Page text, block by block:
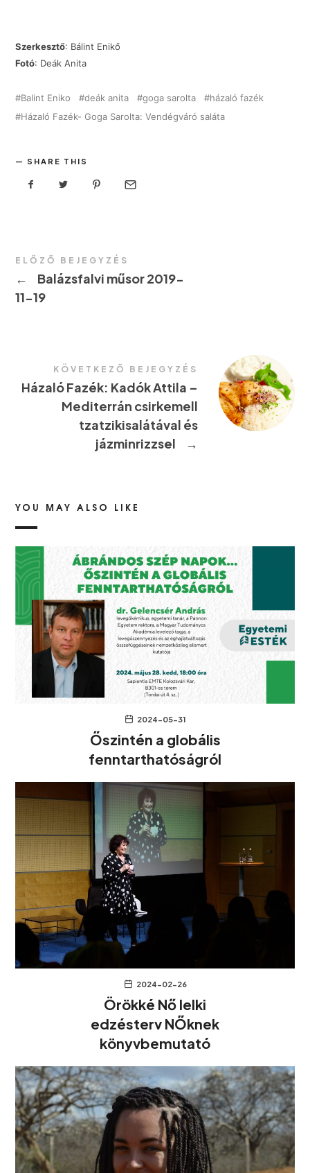
Szerkesztő: Bálint Enikő
Fotó: Deák Anita
Balint Eniko deák anita goga sarolta
házaló fazék
Házaló Fazék- Goga Sarolta: Vendégváró saláta
SHARE THIS
ELŐZŐ BEJEGYZÉS
←
Balázsfalvi műsor 2019-
11-19
KÖVETKEZŐ BEJEGYZÉS
Házaló Fazék: Kadók Attila –
Mediterrán csirkemell
tzatzikisalátával és
jázminrizzsel
→
YOU MAY ALSO LIKE
2024-05-31
Őszintén a globális
fenntarthatóságról
2024-02-26
Örökké Nő lelki
edzésterv NŐknek
könyvbemutató